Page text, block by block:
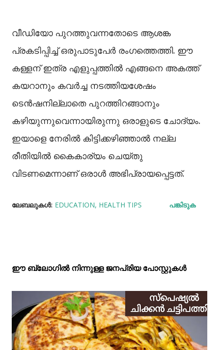
വീഡിയോ പുറത്തുവന്നതോടെ ആശങ്ക
പ്രകടിപ്പിച്ച്‌ ഒരുപാടുപേർ രംഗത്തെത്തി. ഈ
കള്ളന് ഇത്ര എളുപ്പത്തില്‍ എങ്ങനെ അകത്ത്
കയറാനും കവർച്ച നടത്തിയശേഷം
ടെൻഷനില്ലാതെ പുറത്തിറങ്ങാനും
കഴിയുന്നുവെന്നായിരുന്നു ഒരാളുടെ ചോദ്യം.
ഇയാളെ നേരിൽ കിട്ടിക്കഴിഞ്ഞാൽ നല്ല
രീതിയിൽ കൈകാര്യം ചെയ്തു
വിടണമെന്നാണ് ഒരാൾ അഭിപ്രായപ്പെട്ടത്.
ലേബലുകള്‍: EDUCATION HEALTH TIPS പങ്കിടുക
ഈ ബ്ലോഗിൽ നിന്നുള്ള ജനപ്രിയ പോസ്റ്റുകള്‍‌